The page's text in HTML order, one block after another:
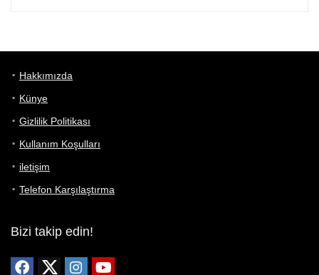
Hakkımızda
Künye
Gizlilik Politikası
Kullanım Koşulları
iletişim
Telefon Karşılaştırma
Bizi takip edin!